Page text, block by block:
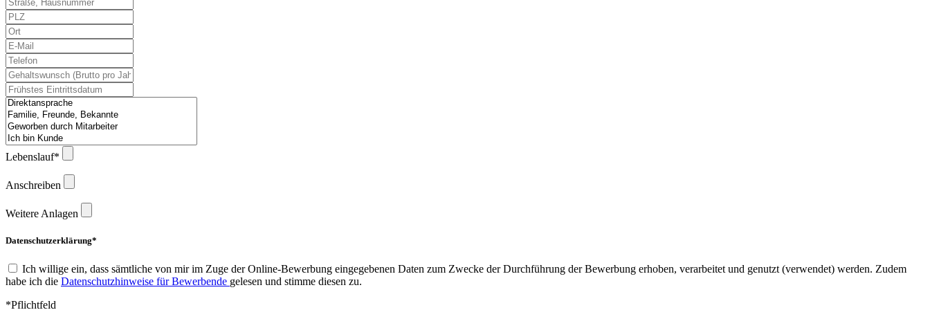
Lebenslauf*
Anschreiben
Weitere Anlagen
Datenschutzerklärung*
Ich willige ein, dass sämtliche von mir im Zuge der Online-Bewerbung eingegebenen Daten zum Zwecke der Durchführung der Bewerbung erhoben, verarbeitet und genutzt (verwendet) werden. Zudem
habe ich die Datenschutzhinweise für Bewerbende gelesen und stimme diesen zu.
*Pflichtfeld